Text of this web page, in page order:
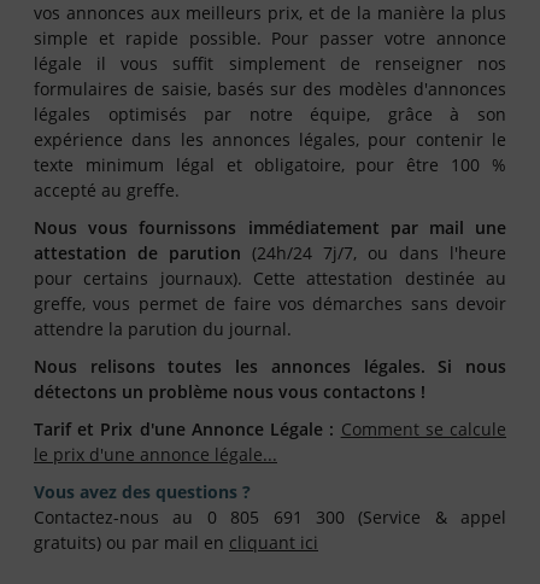
vos annonces aux meilleurs prix, et de la manière la plus
simple et rapide possible. Pour passer votre annonce
légale il vous suffit simplement de renseigner nos
formulaires de saisie, basés sur des modèles d'annonces
légales optimisés par notre équipe, grâce à son
expérience dans les annonces légales, pour contenir le
texte minimum légal et obligatoire, pour être 100 %
accepté au greffe.
Nous vous fournissons immédiatement par mail une
attestation de parution (24h/24 7j/7, ou dans l'heure
pour certains journaux). Cette attestation destinée au
greffe, vous permet de faire vos démarches sans devoir
attendre la parution du journal.
Nous relisons toutes les annonces légales. Si nous
détectons un problème nous vous contactons !
Tarif et Prix d'une Annonce Légale : Comment se calcule
le prix d'une annonce légale...
Vous avez des questions ?
Contactez-nous au 0 805 691 300 (Service & appel
gratuits) ou par mail en cliquant ici